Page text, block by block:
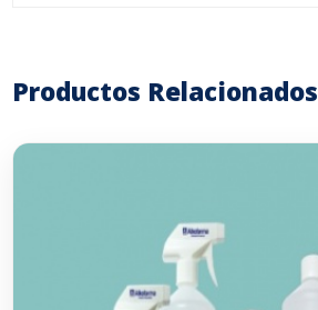
Productos Relacionados